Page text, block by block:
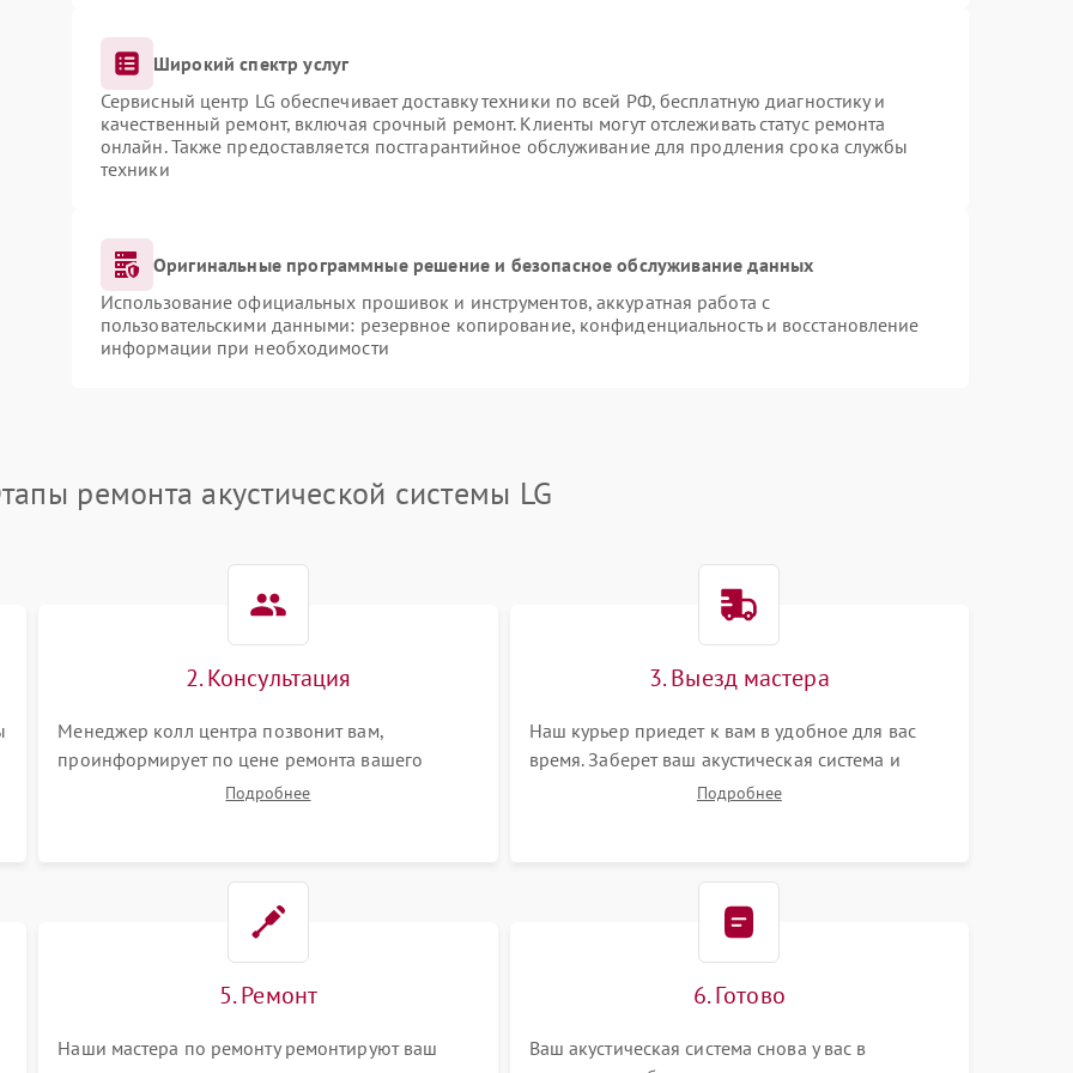
Широкий спектр услуг
Сервисный центр LG обеспечивает доставку техники по всей РФ, бесплатную диагностику и
качественный ремонт, включая срочный ремонт. Клиенты могут отслеживать статус ремонта
онлайн. Также предоставляется постгарантийное обслуживание для продления срока службы
техники
Оригинальные программные решение и безопасное обслуживание данных
Использование официальных прошивок и инструментов, аккуратная работа с
пользовательскими данными: резервное копирование, конфиденциальность и восстановление
информации при необходимости
ремонта акустической системы LG
2. Консультация
Менеджер колл центра позвонит вам,
проинформирует по цене ремонта вашего
акустической системы а также ответит на все
Подробнее
3. Выезд мастера
Наш курьер приедет к вам в удобное для вас
время. Заберет ваш акустическая система и
привезет на склад для диагностики.
Подробнее
5. Ремонт
Наши мастера по ремонту ремонтируют ваш
6. Готово
Ваш акустическая система снова у вас в